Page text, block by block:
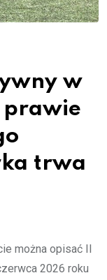
w
prawie
trwa
można opisać II
2026 roku